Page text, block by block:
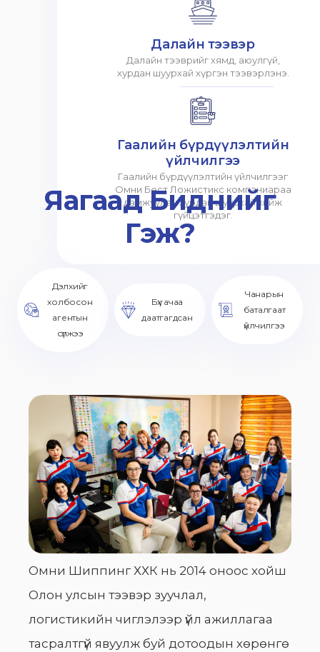
Далайн тээвэр
Далайн тээврийг хямд, аюулгүй,
хурдан шуурхай хүргэн тээвэрлэнэ.
Гаалийн бүрдүүлэлтийн
үйлчилгээ
Гаалийн бүрдүүлэлтийн үйлчилгээг
Омни Бест Ложистикс компаниараа
дамжуулан хурдан шуурхай хийж
гүйцэтгэдэг.
Яагаад Биднийг
Гэж?
Дэлхийг
холбосон
агентын
сүлжээ
Бүх ачаа
даатгагдсан
Чанарын
баталгаат
үйлчилгээ
Омни Шиппинг ХХК нь 2014 оноос хойш
Олон улсын тээвэр зуучлал,
логистикийн чиглэлээр үйл ажиллагаа
тасралтгүй явуулж буй дотоодын хөрөнгө